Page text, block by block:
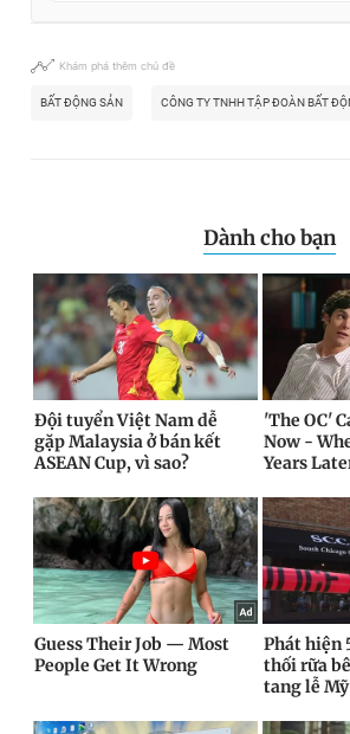
Khám phá thêm chủ đề
BẤT ĐỘNG SẢN CÔNG TY TNHH TẬP ĐOÀN BẤT